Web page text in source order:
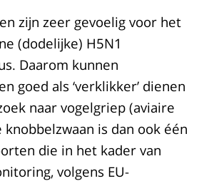
zijn zeer gevoelig voor het
(dodelijke) H5N1
Daarom kunnen
goed als ‘verklikker’ dienen
naar vogelgriep (aviaire
knobbelzwaan is dan ook één
die in het kader van
volgens EU-